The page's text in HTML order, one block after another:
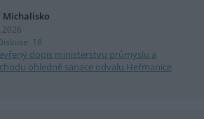
Michalisko
18
dopis ministerstvu průmyslu a
ohledně sanace odvalu Heřmanice